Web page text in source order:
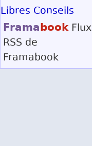
Libres Conseils
Framabook Flux
RSS de
Framabook